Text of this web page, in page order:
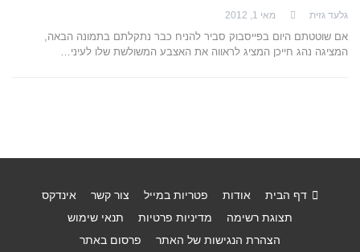
גלעד גזית מאי 1, 2012
אם שוטטתם היום בפייסבוק סביר להניח כבר נתקלתם בתמונה הבאה,
המציגה נהג חייכן המציג לראווה את האצבע המשולשת שלו לעיני…
דף הבית אודות פטריות במייל צור קשר
אינדקס
תצוגת רשימה
מדיניות פרטיות
תנאי שימוש
הצהרת הנגישות של האתר
פרסום באתר